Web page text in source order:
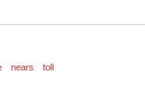
nears toll